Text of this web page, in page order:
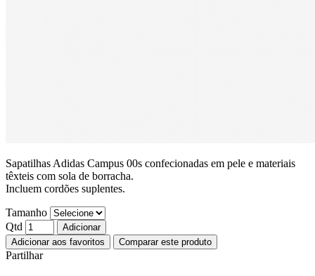
Sapatilhas Adidas Campus 00s confecionadas em pele e materiais
têxteis com sola de borracha.
Incluem cordões suplentes.
Tamanho
Qtd
Adicionar
Adicionar aos favoritos
Comparar este produto
Partilhar